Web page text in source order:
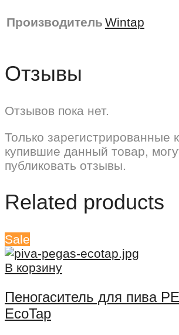
Производитель Wintаp
Отзывы
Отзывов пока нет.
Только зарегистрированные
купившие данный товар,
публиковать отзывы.
Related products
Sale
В корзину
Пеногаситель для пива
EcoTap